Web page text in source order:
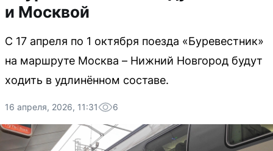
и Москвой
С 17 апреля по 1 октября поезда «Буревестник»
на маршруте Москва – Нижний Новгород будут
ходить в удлинённом составе.
16 апреля, 2026, 11:31 6